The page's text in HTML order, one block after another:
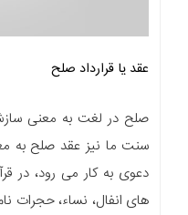
عقد یا قرارداد صلح
صلح در لغت به معنی
سنت ما نیز عقد صلح به
دعوی به کار می رود، در
های انفال، نساء، حجرات